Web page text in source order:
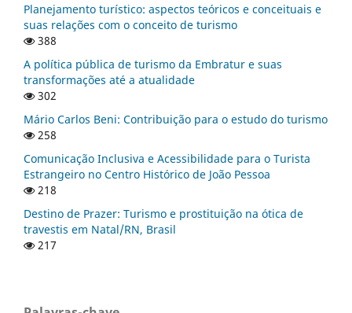
Planejamento turístico: aspectos teóricos e conceituais e
suas relações com o conceito de turismo
388
A política pública de turismo da Embratur e suas
transformações até a atualidade
302
Mário Carlos Beni: Contribuição para o estudo do turismo
258
Comunicação Inclusiva e Acessibilidade para o Turista
Estrangeiro no Centro Histórico de João Pessoa
218
Destino de Prazer: Turismo e prostituição na ótica de
travestis em Natal/RN, Brasil
217